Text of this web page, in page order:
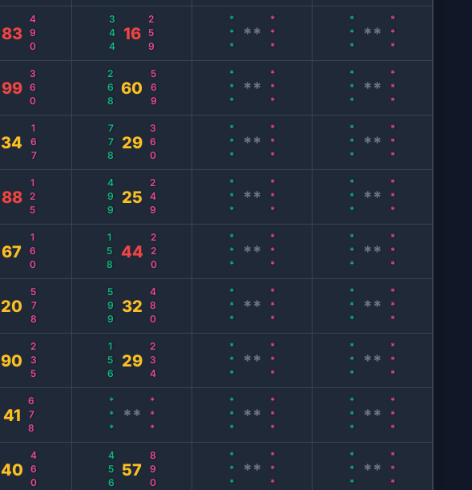
83 490 344 16 259 *** ** *** *** ** ***
99 360 268 60 569 *** ** *** *** ** ***
34 167 778 29 360 *** ** *** *** ** ***
88 125 499 25 249 *** ** *** *** ** ***
67 160 158 44 220 *** ** *** *** ** ***
20 578 599 32 480 *** ** *** *** ** ***
90 235 156 29 234 *** ** *** *** ** ***
41 678 *** ** *** *** ** *** *** ** ***
40 460 456 57 890 *** ** *** *** ** ***